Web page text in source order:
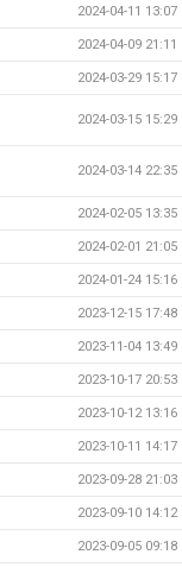
2024-04-11 13:07
2024-04-09 21:11
2024-03-29 15:17
2024-03-15 15:29
2024-03-14 22:35
2024-02-05 13:35
2024-02-01 21:05
2024-01-24 15:16
2023-12-15 17:48
2023-11-04 13:49
2023-10-17 20:53
2023-10-12 13:16
2023-10-11 14:17
2023-09-28 21:03
2023-09-10 14:12
2023-09-05 09:18